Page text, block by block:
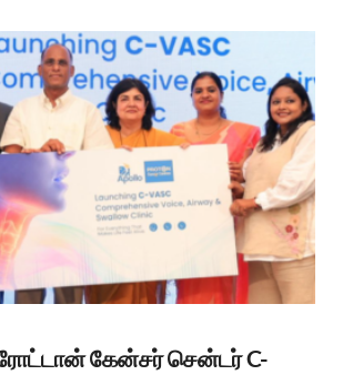
கேன்சர் சென்டர் C-